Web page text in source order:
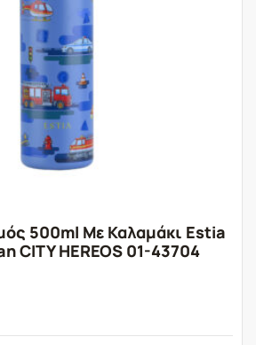
500ml Με Καλαμάκι Estia
CITY HEREOS 01-43704